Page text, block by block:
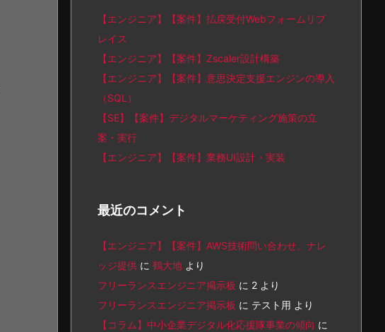
【エンジニア】【案件】払戻受付Webフォームリプ
レイス
【エンジニア】【案件】Zscaler設計構築
【エンジニア】【案件】意思決定支援エンジンの導入
（SQL）
【SE】【案件】デジタルマーケティング施策の立
案・実行
【エンジニア】【案件】業務UI設計・実装
最近のコメント
【エンジニア】【案件】AWS技術問い合わせ、ナレ
ッジ提供 に 鶴大地 より
フリーランスエンジニア掲示板 に 2 より
フリーランスエンジニア掲示板 に テスト用 より
【コラム】中小企業デジタル化応援隊事業の傾向 に